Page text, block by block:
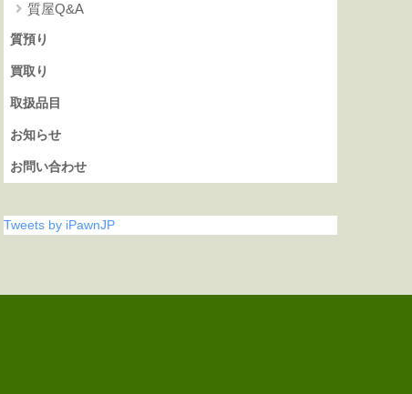
質屋Q&A
質預り
買取り
取扱品目
お知らせ
お問い合わせ
Tweets by iPawnJP